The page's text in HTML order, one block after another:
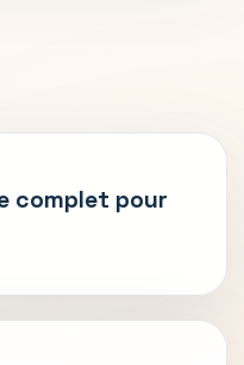
complet pour